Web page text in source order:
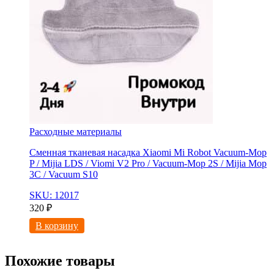
Расходные материалы
Сменная тканевая насадка Xiaomi Mi Robot Vacuum-Mop
P / Mijia LDS / Viomi V2 Pro / Vacuum-Mop 2S / Mijia Mop
3C / Vacuum S10
SKU: 12017
320 ₽
В корзину
Похожие товары